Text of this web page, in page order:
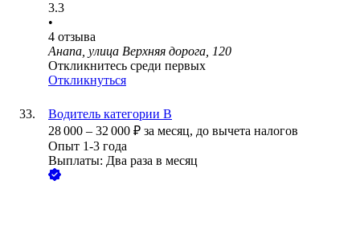
3.3
•
4 отзыва
Анапа, улица Верхняя дорога, 120
Откликнитесь среди первых
Откликнуться
Водитель категории В
28 000 – 32 000 ₽ за месяц, до вычета налогов
Опыт 1-3 года
Выплаты: Два раза в месяц